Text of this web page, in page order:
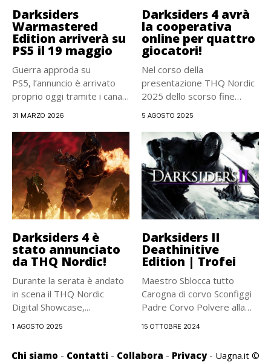
Darksiders
Warmastered
Edition arriverà su
PS5 il 19 maggio
Guerra approda su
PS5, l’annuncio è arrivato
proprio oggi tramite i canali
31 MARZO 2026
Darksiders 4 avrà
la cooperativa
online per quattro
giocatori!
Nel corso della
presentazione THQ Nordic
2025 dello scorso fine
5 AGOSTO 2025
Darksiders 4 è
stato annunciato
da THQ Nordic!
Durante la serata è andato
in scena il THQ Nordic
Digital Showcase,...
1 AGOSTO 2025
Darksiders II
Deathinitive
Edition | Trofei
Maestro Sblocca tutto
Carogna di corvo Sconfiggi
Padre Corvo Polvere alla
15 OTTOBRE 2024
Chi siamo - Contatti - Collabora - Privacy- Uagna.it ©